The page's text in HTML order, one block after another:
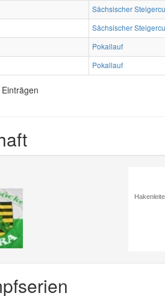
Sächsischer
Sächsischer
Pokallauf
Pokallauf